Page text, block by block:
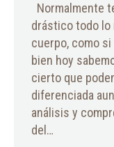
Normalmente
drástico todo lo
cuerpo, como
bien hoy
cierto que
diferenciada
análisis y
del…